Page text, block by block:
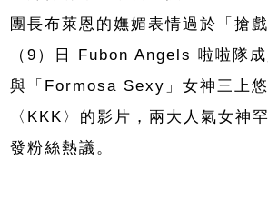
團長布萊恩的嫵媚表情過於「搶
（9）日 Fubon Angels 啦啦隊
與「Formosa Sexy」女神三上
〈KKK〉的影片，兩大人氣女神
發粉絲熱議。